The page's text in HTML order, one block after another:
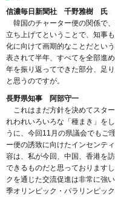
信濃毎日新聞社 千野雅樹 氏
韓国のチャーター便の関係で
立ち上げてということで、知事
化に向けて画期的なことだとい
表されて半年、すべてを全部進
年を振り返ってできた部分、足
と思うのですが。
長野県知事 阿部守一
これはまだ方針を決めてスタ
れわれいろいろな「種まき」を
うに、今回11月の県議会でもご
ー便の誘致に向けたインセンテ
容は、私が今回、中国、香港を
できるものだと思っております
クを通じた交流促進は非常に強
季オリンピック・パラリンピッ